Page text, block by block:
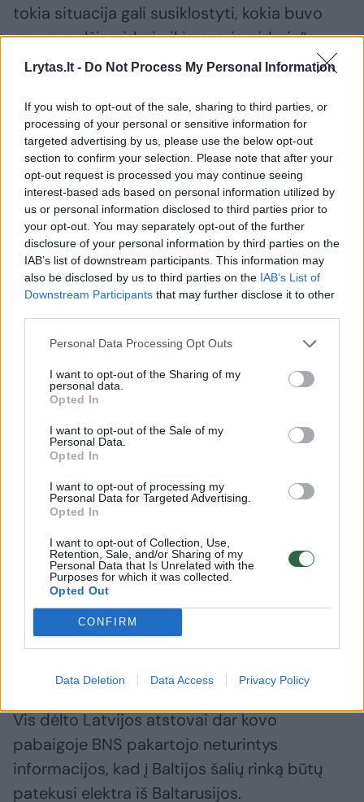
Lrytas.lt - Do Not Process My Personal Information
If you wish to opt-out of the sale, sharing to third parties, or
processing of your personal or sensitive information for
targeted advertising by us, please use the below opt-out
section to confirm your selection. Please note that after your
opt-out request is processed you may continue seeing
interest-based ads based on personal information utilized by
us or personal information disclosed to third parties prior to
your opt-out. You may separately opt-out of the further
disclosure of your personal information by third parties on the
IAB’s list of downstream participants. This information may
also be disclosed by us to third parties on the IAB’s List of
Downstream Participants that may further disclose it to other
Personal Data Processing Opt Outs
I want to opt-out of the Sharing of my
personal data.
Opted In
I want to opt-out of the Sale of my
Personal Data.
Opted In
I want to opt-out of processing my
Personal Data for Targeted Advertising.
Opted In
I want to opt-out of Collection, Use,
Retention, Sale, and/or Sharing of my
Personal Data that Is Unrelated with the
Purposes for which it was collected.
Opted Out
CONFIRM
Data Deletion Data Access Privacy Policy
tokia situacija gali susiklostyti, kokia buvo
nuo gruodžio vidurio iki vasario vidurio“, –
sakė ministras.
Lietuva viliasi iki birželio pabaigos sutarti su
Latvija ir Estija dėl solidaraus ir veiksmingo
Astravo AE elektros boikoto.
Vilnius teigia, kad pernai trijų Baltijos šalių
parengta, tačiau tik Latvijos ir Estijos
vienašališkai patvirtinta prekybos su
trečiosiomis šalimis metodika neužkerta kelio
baltarusiškai elektrai patekti į Baltijos šalis.
Todėl Lietuva jos nepatvirtino ir siūlo naują.
Daugiau nuotraukų (3)
D.Kreivio, teigimu, Lietuva daugiau nei pusantro mėnesio
nemoka už Astravo atominės elektrinės (AE) statybą.
Vis dėlto Latvijos atstovai dar kovo
pabaigoje BNS pakartojo neturintys
informacijos, kad į Baltijos šalių rinką būtų
patekusi elektra iš Baltarusijos.